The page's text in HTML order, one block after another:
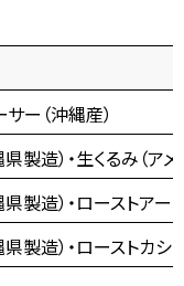
ー（沖縄産）
製造）・生くるみ（アメ
製造）・ローストアー
製造）・ローストカシ